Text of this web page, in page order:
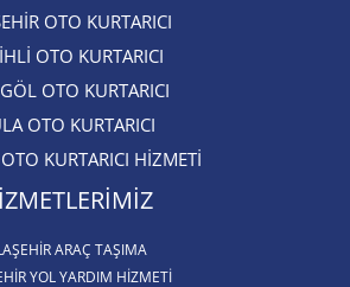
OTO KURTARICI​
OTO KURTARICI​
OTO KURTARICI​
OTO KURTARICI​
KURTARICI HİZMETİ
ARAÇ TAŞIMA
YOL YARDIM HİZMETİ